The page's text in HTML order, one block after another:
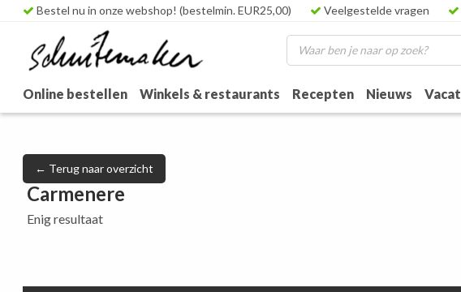
Bestel nu in onze webshop! (bestelmin. EUR25,00) Veelgestelde vragen
Online bestellen Winkels & restaurants Recepten Nieuws
← Terug naar overzicht
Carmenere
Enig resultaat